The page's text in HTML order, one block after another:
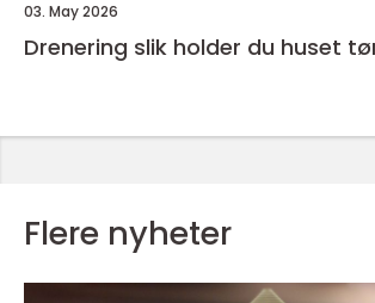
03. May 2026
Drenering slik holder du
Flere nyheter